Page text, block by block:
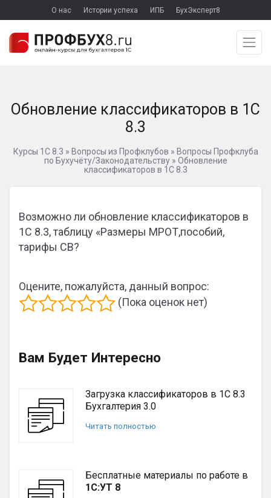
О нас Истории успеха ИПБ БухЭксперт8
Обновление классификаторов в 1С
8.3
Курсы 1С 8.3 » Вопросы из Профклубов » Вопросы Профклуба
по Бухучёту/Законодательству» Обновление
классификаторов в 1С 8.3
Возможно ли обновление классификаторов в
1С 8.3, таблицу «Размеры МРОТ,пособий,
тарифы СВ?
Оцените, пожалуйста, данный вопрос:
(Пока оценок нет)
Вам Будет Интересно
Загрузка классификаторов в 1С 8.3
Бухгалтерия 3.0
Читать полностью
Бесплатные материалы по работе в
1С:УТ 8